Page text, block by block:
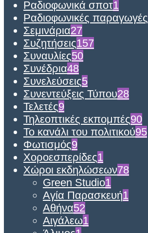
Ραδιοφωνικά σποτ1
Ραδιοφωνικές παραγωγές
Σεμινάρια27
Συζητήσεις157
Συναυλίες50
Συνέδρια48
Συνελεύσεις5
Συνεντεύξεις Τύπου28
Τελετές9
Τηλεοπτικές εκπομπές90
Το κανάλι του πολιτικού95
Φωτισμός9
Χοροεσπερίδες1
Χώροι εκδηλώσεων78
Green Studio1
Αγία Παρασκευή1
Αθήνα52
Αιγάλεω1